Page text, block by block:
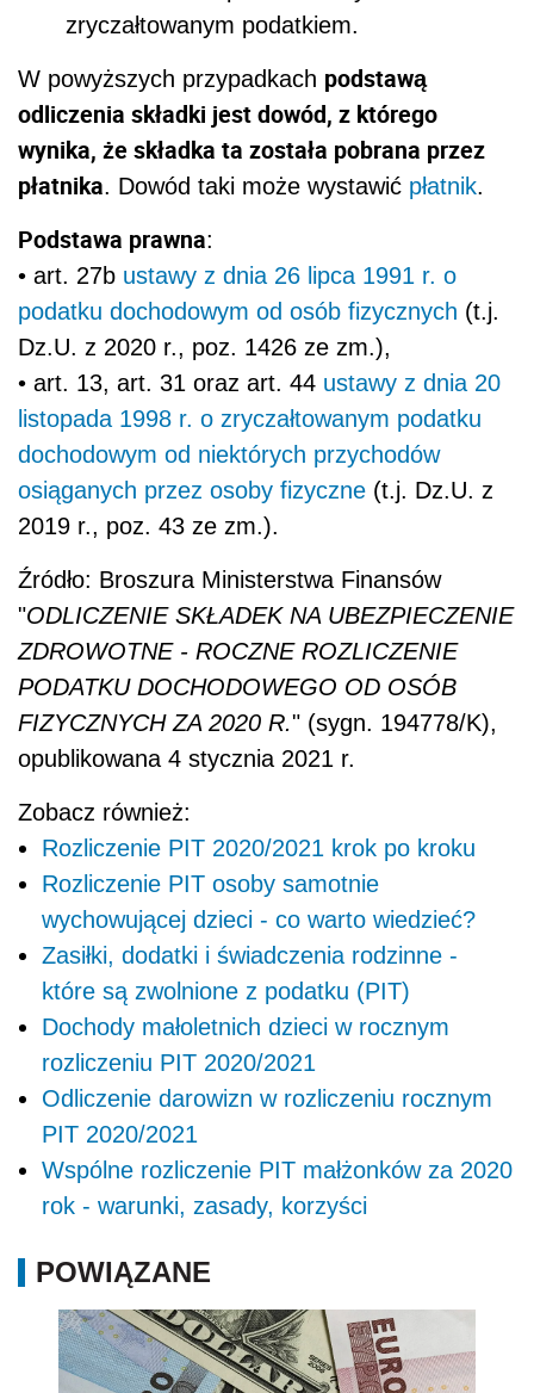
zryczałtowanym podatkiem.
W powyższych przypadkach podstawą
odliczenia składki jest dowód, z którego
wynika, że składka ta została pobrana przez
płatnika. Dowód taki może wystawić płatnik.
Podstawa prawna:
• art. 27b ustawy z dnia 26 lipca 1991 r. o
podatku dochodowym od osób fizycznych (t.j.
Dz.U. z 2020 r., poz. 1426 ze zm.),
• art. 13, art. 31 oraz art. 44 ustawy z dnia 20
listopada 1998 r. o zryczałtowanym podatku
dochodowym od niektórych przychodów
osiąganych przez osoby fizyczne (t.j. Dz.U. z
2019 r., poz. 43 ze zm.).
Źródło: Broszura Ministerstwa Finansów
"ODLICZENIE SKŁADEK NA UBEZPIECZENIE
ZDROWOTNE - ROCZNE ROZLICZENIE
PODATKU DOCHODOWEGO OD OSÓB
FIZYCZNYCH ZA 2020 R." (sygn. 194778/K),
opublikowana 4 stycznia 2021 r.
Zobacz również:
Rozliczenie PIT 2020/2021 krok po kroku
Rozliczenie PIT osoby samotnie
wychowującej dzieci - co warto wiedzieć?
Zasiłki, dodatki i świadczenia rodzinne -
które są zwolnione z podatku (PIT)
Dochody małoletnich dzieci w rocznym
rozliczeniu PIT 2020/2021
Odliczenie darowizn w rozliczeniu rocznym
PIT 2020/2021
Wspólne rozliczenie PIT małżonków za 2020
rok - warunki, zasady, korzyści
POWIĄZANE